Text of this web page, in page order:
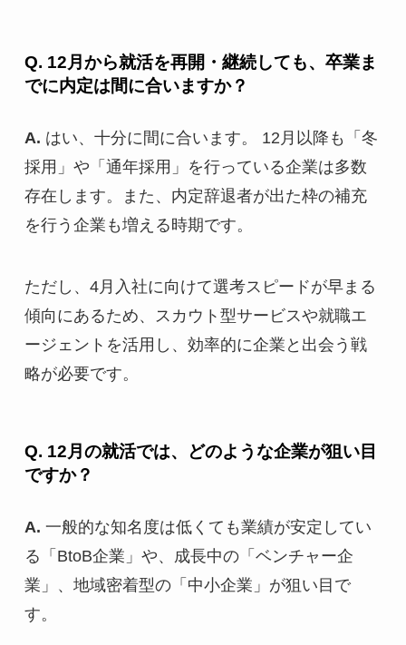
Q. 12月から就活を再開・継続しても、卒業ま
でに内定は間に合いますか？
A. はい、十分に間に合います。 12月以降も「冬
採用」や「通年採用」を行っている企業は多数
存在します。また、内定辞退者が出た枠の補充
を行う企業も増える時期です。
ただし、4月入社に向けて選考スピードが早まる
傾向にあるため、スカウト型サービスや就職エ
ージェントを活用し、効率的に企業と出会う戦
略が必要です。
Q. 12月の就活では、どのような企業が狙い目
ですか？
A. 一般的な知名度は低くても業績が安定してい
る「BtoB企業」や、成長中の「ベンチャー企
業」、地域密着型の「中小企業」が狙い目で
す。